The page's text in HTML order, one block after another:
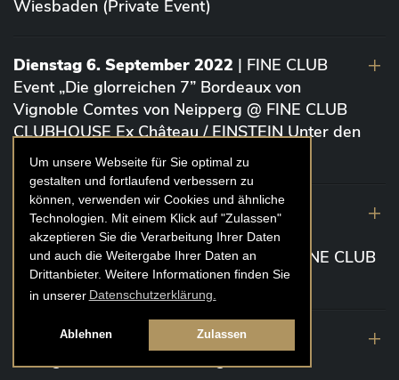
Um unsere Webseite für Sie optimal zu
gestalten und fortlaufend verbessern zu
können, verwenden wir Cookies und ähnliche
Technologien. Mit einem Klick auf "Zulassen"
akzeptieren Sie die Verarbeitung Ihrer Daten
und auch die Weitergabe Ihrer Daten an
Drittanbieter. Weitere Informationen finden Sie
in unserer Datenschutzerklärung.
Ablehnen Zulassen
Wiesbaden (Private Event)
Dienstag 6. September 2022 | FINE CLUB
Event „Die glorreichen 7” Bordeaux von
Vignoble Comtes von Neipperg @ FINE CLUB
CLUBHOUSE Ex Château / EINSTEIN Unter den
Linden (Berlin)
19. August 2022| FINE CLUB Academy
Caviar „Die glorreichen 7“ Riesling Große
Gewächse von der Mosel aus 2020 @ FINE CLUB
Clubhouse Prunier Cologne (Köln)
29. Juli 2022
| Weinbergwanderung
Weingüter Geheimrat J. Wegeler